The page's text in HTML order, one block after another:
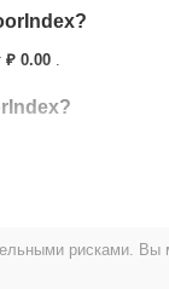
₽ 0.00 .
широким
рисками. Вы